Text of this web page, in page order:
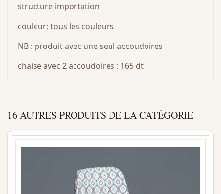
structure importation
couleur: tous les couleurs
NB : produit avec une seul accoudoires
chaise avec 2 accoudoires : 165 dt
16 AUTRES PRODUITS DE LA CATÉGORIE